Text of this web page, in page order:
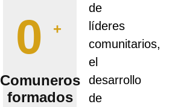
0 +
Comuneros
formados
de
líderes
comunitarios,
el
desarrollo
de